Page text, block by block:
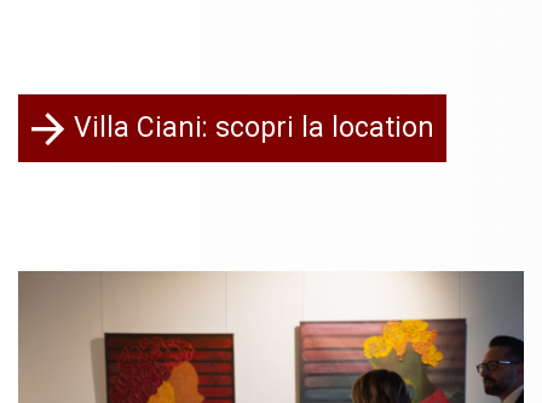
Villa Ciani: scopri la location